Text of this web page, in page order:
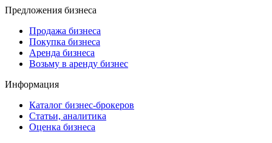
Предложения бизнеса
Продажа бизнеса
Покупка бизнеса
Аренда бизнеса
Возьму в аренду бизнес
Информация
Каталог бизнес-брокеров
Статьи, аналитика
Оценка бизнеса